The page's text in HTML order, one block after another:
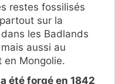
restes fossilisés
sur la
les Badlands
aussi au
en Mongolie.
été forgé en 1842